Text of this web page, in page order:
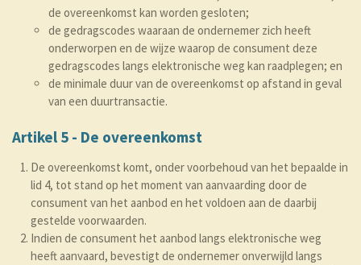
de overeenkomst kan worden gesloten;
de gedragscodes waaraan de ondernemer zich heeft
onderworpen en de wijze waarop de consument deze
gedragscodes langs elektronische weg kan raadplegen; en
de minimale duur van de overeenkomst op afstand in geval
van een duurtransactie.
Artikel 5 - De overeenkomst
De overeenkomst komt, onder voorbehoud van het bepaalde in
lid 4, tot stand op het moment van aanvaarding door de
consument van het aanbod en het voldoen aan de daarbij
gestelde voorwaarden.
Indien de consument het aanbod langs elektronische weg
heeft aanvaard, bevestigt de ondernemer onverwijld langs